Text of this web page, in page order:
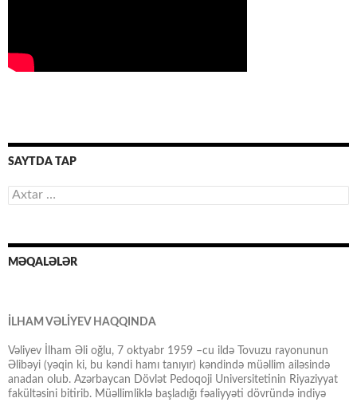
SAYTDA TAP
Axtarış:
MƏQALƏLƏR
İLHAM VƏLİYEV HAQQINDA
Vəliyev İlham Əli oğlu, 7 oktyabr 1959 –cu ildə Tovuzu rayonunun
Əlibəyi (yəqin ki, bu kəndi hamı tanıyır) kəndində müəllim ailəsində
anadan olub. Azərbaycan Dövlət Pedoqoji Universitetinin Riyaziyyat
fakültəsini bitirib. Müəllimliklə başladığı fəaliyyəti dövründə indiyə